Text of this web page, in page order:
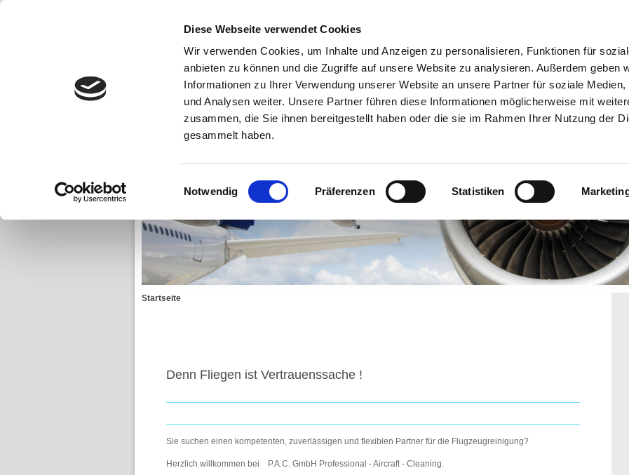
Diese Webseite verwendet Cookies
Wir verwenden Cookies, um Inhalte und Anzeigen zu personalisieren, Funktionen für
anbieten zu können und die Zugriffe auf unsere Website zu analysieren. Außerdem geben
Informationen zu Ihrer Verwendung unserer Website an unsere Partner für soziale Medien,
und Analysen weiter. Unsere Partner führen diese Informationen möglicherweise mit
zusammen, die Sie ihnen bereitgestellt haben oder die sie im Rahmen Ihrer Nutzung der
gesammelt haben.
Einwilligungsauswahl
Notwendig Präferenzen Statistiken
Referenzen Kontakt
Karriere/Stellen Neu !!! Desinfektion Hinweisgeberschutzgesetz Datenschutz
Startseite
Denn Fliegen ist Vertrauenssache !
Sie suchen einen kompetenten, zuverlässigen und flexiblen Partner für die Flugzeugreinigung?
Herzlich willkommen bei P.A.C. GmbH Professional - Aircraft - Cleaning.